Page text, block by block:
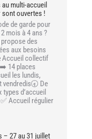
multi-accueil
sont ouvertes !
de garde pour
mois à 4 ans ?
des
aux besoins
collectif
14 places
les lundis,
vendredis🕣 De
types d’accueil
Accueil régulier
– 27 au 31 juillet